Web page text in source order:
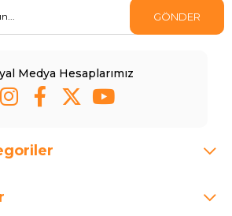
GÖNDER
Medya Hesaplarımız